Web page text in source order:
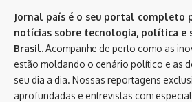
Jornal país é o seu portal completo
notícias sobre tecnologia, política e
Brasil.Acompanhe de perto como as
estão moldando o cenário político e as
seu dia a dia. Nossas reportagens
aprofundadas e entrevistas com